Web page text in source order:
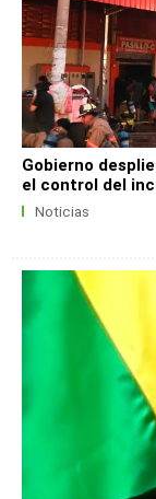
Gobierno
el control del
Noticias